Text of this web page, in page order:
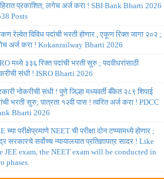
प्रकाशित; लगेच अर्ज करा ! SBI Bank Bharti 2026
Posts
रेल्वेत विविध पदांची भरती होणार , एकूण रिक्त जागा २०२ ;
अर्ज करा ! Kokanrailway Bharti 2026
मध्ये ३३६ रिक्त पदांची भरती सुरु ; पदवीधरांसाठी
संधी ! ISRO Bharti 2026
नोकरीची संधी ! पुणे जिल्हा मध्यवर्ती बँकेत २८९ शिपाई
भरती सुरु; पात्रता १२वी पास ! त्वरित अर्ज करा ! PDCC
Bharti 2026
च्या परीक्षेप्रमाणे NEET ची परीक्षा दोन टप्प्यामध्ये होणार ;
सरकारचे सर्वोच्च न्यायालयात प्रतिज्ञापत्र सादर ! Like
JEE exam, the NEET exam will be conducted in
phases.